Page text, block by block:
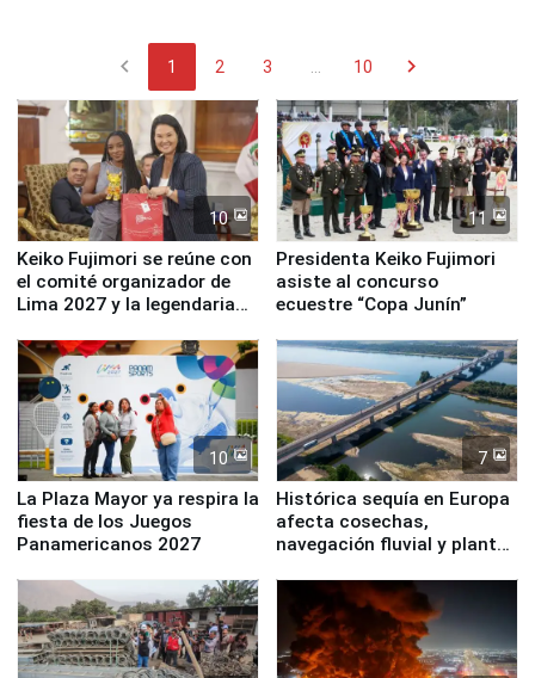
chevron_left 1 2 3 10 chevron_right
10
Keiko Fujimori se reúne con
el comité organizador de
Lima 2027 y la legendaria
11
Presidenta Keiko Fujimori
asiste al concurso
ecuestre “Copa Junín”
10
La Plaza Mayor ya respira la
fiesta de los Juegos
Panamericanos 2027
7
Histórica sequía en Europa
afecta cosechas,
navegación fluvial y plantas